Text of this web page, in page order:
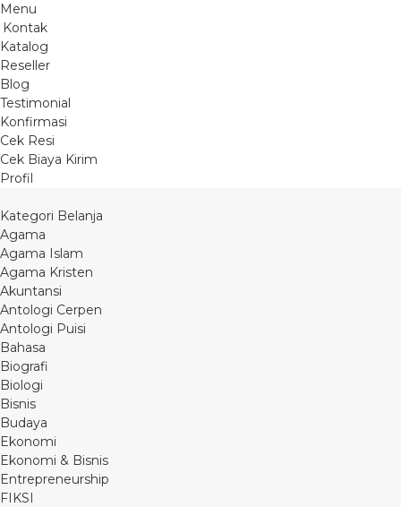
Menu
Kontak
Katalog
Reseller
Blog
Testimonial
Konfirmasi
Cek Resi
Cek Biaya Kirim
Profil
Kategori Belanja
Agama
Agama Islam
Agama Kristen
Akuntansi
Antologi Cerpen
Antologi Puisi
Bahasa
Biografi
Biologi
Bisnis
Budaya
Ekonomi
Ekonomi & Bisnis
Entrepreneurship
FIKSI